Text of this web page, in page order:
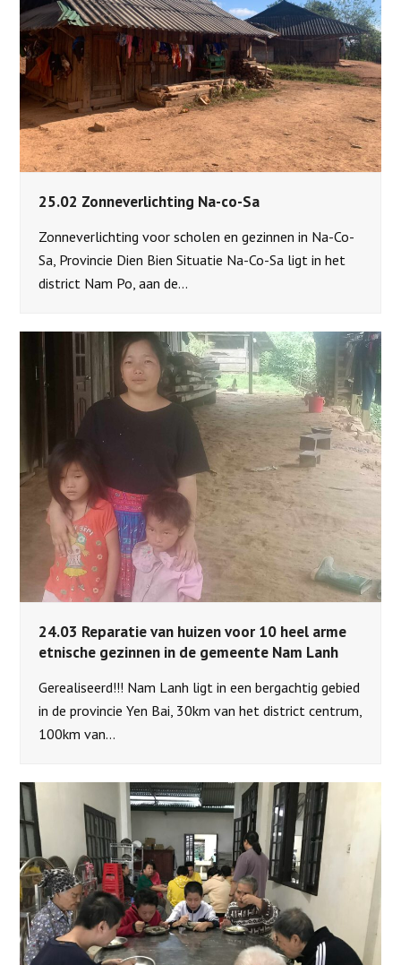
25.02 Zonneverlichting Na-co-Sa
Zonneverlichting voor scholen en gezinnen in Na-Co-
Sa, Provincie Dien Bien Situatie Na-Co-Sa ligt in het
district Nam Po, aan de…
24.03 Reparatie van huizen voor 10 heel arme
etnische gezinnen in de gemeente Nam Lanh
Gerealiseerd!!! Nam Lanh ligt in een bergachtig gebied
in de provincie Yen Bai, 30km van het district centrum,
100km van…